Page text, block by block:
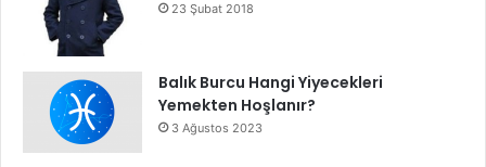
23 Şubat 2018
Balık Burcu Hangi Yiyecekleri
Yemekten Hoşlanır?
3 Ağustos 2023